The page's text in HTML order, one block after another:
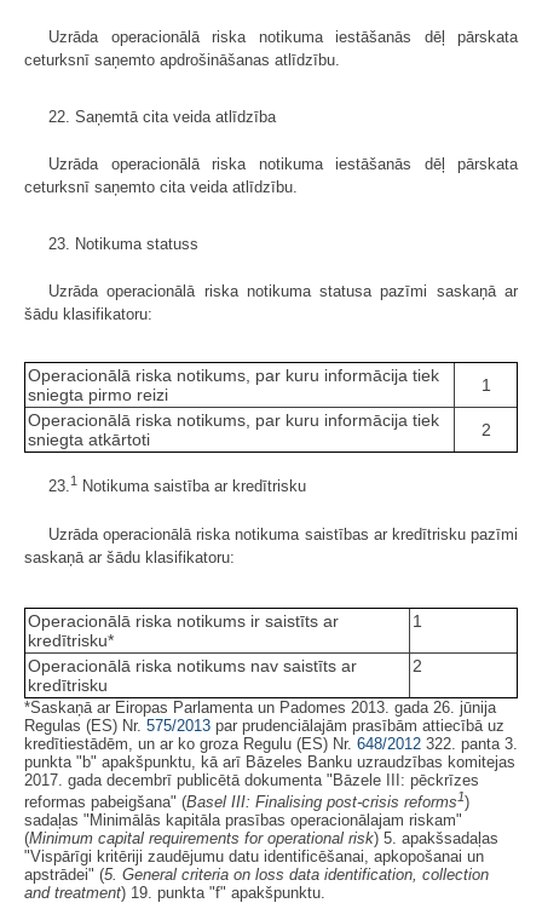
Uzrāda operacionālā riska notikuma iestāšanās dēļ pārskata
ceturksnī saņemto apdrošināšanas atlīdzību.
22. Saņemtā cita veida atlīdzība
Uzrāda operacionālā riska notikuma iestāšanās dēļ pārskata
ceturksnī saņemto cita veida atlīdzību.
23. Notikuma statuss
Uzrāda operacionālā riska notikuma statusa pazīmi saskaņā ar
šādu klasifikatoru:
Operacionālā riska notikums, par kuru informācija tiek
sniegta pirmo reizi
1
Operacionālā riska notikums, par kuru informācija tiek
sniegta atkārtoti
2
23.1 Notikuma saistība ar kredītrisku
Uzrāda operacionālā riska notikuma saistības ar kredītrisku pazīmi
saskaņā ar šādu klasifikatoru:
Operacionālā riska notikums ir saistīts ar
kredītrisku*
1
Operacionālā riska notikums nav saistīts ar
kredītrisku
2
*Saskaņā ar Eiropas Parlamenta un Padomes 2013. gada 26. jūnija
Regulas (ES) Nr. 575/2013 par prudenciālajām prasībām attiecībā uz
kredītiestādēm, un ar ko groza Regulu (ES) Nr. 648/2012 322. panta 3.
punkta "b" apakšpunktu, kā arī Bāzeles Banku uzraudzības komitejas
2017. gada decembrī publicētā dokumenta "Bāzele III: pēckrīzes
reformas pabeigšana" (Basel III: Finalising post-crisis reforms1)
sadaļas "Minimālās kapitāla prasības operacionālajam riskam"
(Minimum capital requirements for operational risk) 5. apakšsadaļas
"Vispārīgi kritēriji zaudējumu datu identificēšanai, apkopošanai un
apstrādei" (5. General criteria on loss data identification, collection
and treatment) 19. punkta "f" apakšpunktu.